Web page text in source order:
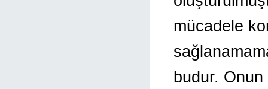
mücadele
budur.